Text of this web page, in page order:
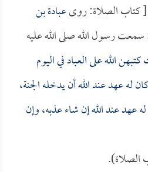
[ كتاب الصلاة: روىعبادة بن
رسول الله صلى الله عليه
الله على العباد في اليوم
له عهد عند الله أن يدخله الجنة،
عهد عند الله إن شاء عذبه، وإن
الصلاة).